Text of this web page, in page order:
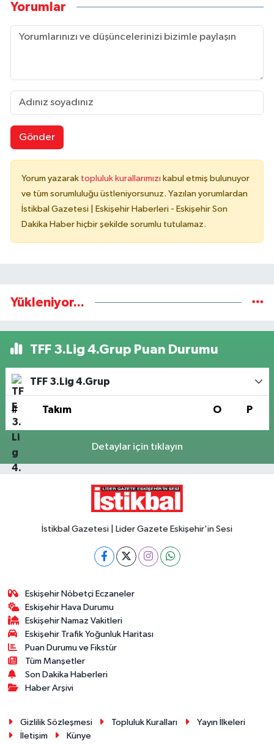
Yorumlar
Gönder
Yorum yazarak topluluk kurallarımızı kabul etmiş bulunuyor
ve tüm sorumluluğu üstleniyorsunuz. Yazılan yorumlardan
İstikbal Gazetesi | Eskişehir Haberleri - Eskişehir Son
Dakika Haber hiçbir şekilde sorumlu tutulamaz.
Yükleniyor...
TFF 3.Lig 4.Grup Puan Durumu
TFF 3.Lig 4.Grup
# Takım O P
Detaylar için tıklayın
İstikbal Gazetesi | Lider Gazete Eskişehir'in Sesi
Eskişehir Nöbetçi Eczaneler
Eskişehir Hava Durumu
Eskişehir Namaz Vakitleri
Eskişehir Trafik Yoğunluk Haritası
Puan Durumu ve Fikstür
Tüm Manşetler
Son Dakika Haberleri
Haber Arşivi
Gizlilik Sözleşmesi Topluluk Kuralları
Yayın İlkeleri
İletişim
Künye